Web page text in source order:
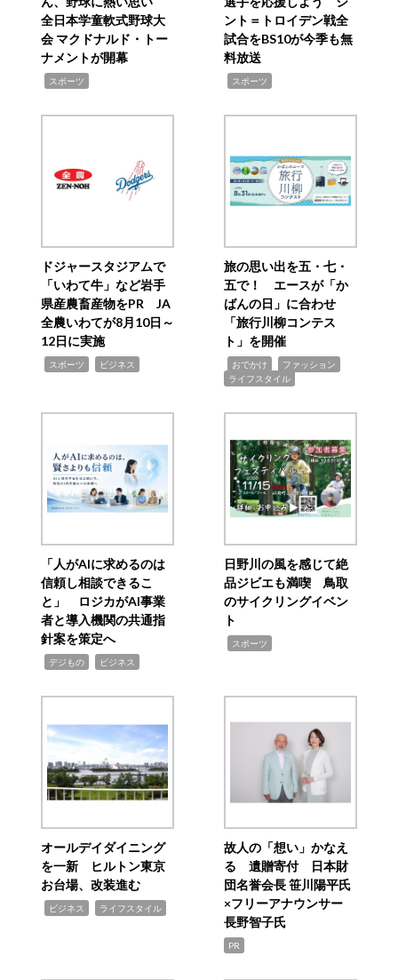
全日本学童軟式野球大
会 マクドナルド・トー
ナメントが開幕
スポーツ
ント＝トロイデン戦全
試合をBS10が今季も無
料放送
スポーツ
ドジャースタジアムで
「いわて牛」など岩手
県産農畜産物をPR JA
全農いわてが8月10日～
12日に実施
スポーツ ビジネス
旅の思い出を五・七・
五で！ エースが「か
ばんの日」に合わせ
「旅行川柳コンテス
ト」を開催
おでかけ ファッション
ライフスタイル
「人がAIに求めるのは
信頼し相談できるこ
と」 ロジカがAI事業
者と導入機関の共通指
針案を策定へ
デジもの ビジネス
日野川の風を感じて絶
品ジビエも満喫 鳥取
のサイクリングイベン
ト
スポーツ
オールデイダイニング
を一新 ヒルトン東京
お台場、改装進む
ビジネス ライフスタイル
故人の「想い」かなえ
る 遺贈寄付 日本財
団名誉会長 笹川陽平氏
×フリーアナウンサー
長野智子氏
PR